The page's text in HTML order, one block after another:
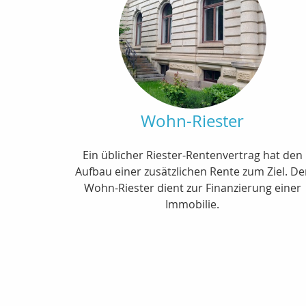
Wohn-Riester
Ein üblicher Riester-Rentenvertrag hat den
Aufbau einer zusätzlichen Rente zum Ziel.
Wohn-Riester dient zur Finanzierung einer
Immobilie.